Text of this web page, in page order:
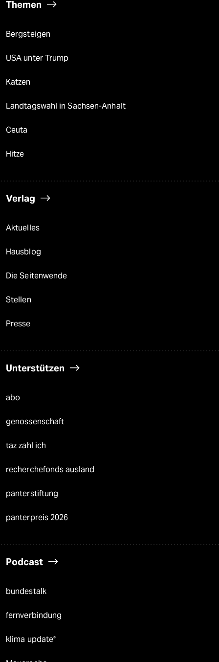
Themen
Bergsteigen
USA unter Trump
Katzen
Landtagswahl in Sachsen-Anhalt
Ceuta
Hitze
Verlag
Aktuelles
Hausblog
Die Seitenwende
Stellen
Presse
Unterstützen
abo
genossenschaft
taz zahl ich
recherchefonds ausland
panterstiftung
panterpreis 2026
Podcast
bundestalk
fernverbindung
klima update°